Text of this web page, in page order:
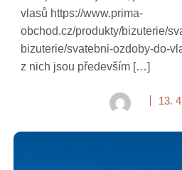
vlasů https://www.prima-
obchod.cz/produkty/bizuterie/
bizuterie/svatebni-ozdoby-do-
z nich jsou především […]
13.